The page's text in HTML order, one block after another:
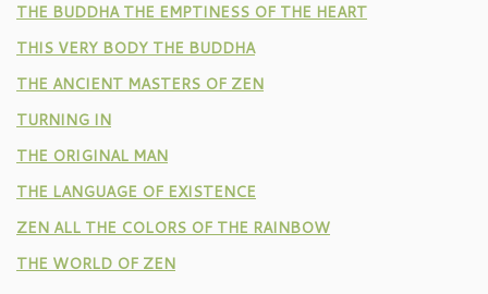
THE BUDDHA THE EMPTINESS OF THE HEART
THIS VERY BODY THE BUDDHA
THE ANCIENT MASTERS OF ZEN
TURNING IN
THE ORIGINAL MAN
THE LANGUAGE OF EXISTENCE
ZEN ALL THE COLORS OF THE RAINBOW
THE WORLD OF ZEN